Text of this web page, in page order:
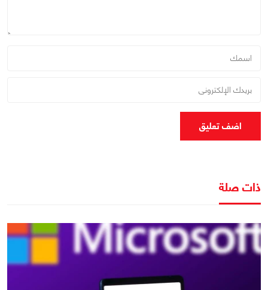
اضف تعليق
ذات صلة